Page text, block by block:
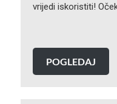
vrijedi iskoristiti!
POGLEDAJ